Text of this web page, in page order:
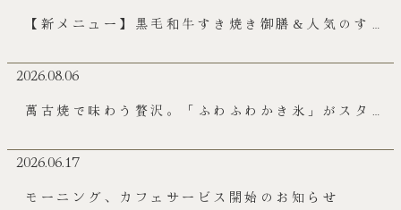
【新メニュー】黒毛和牛すき焼き御膳＆人気のすき
2026.08.06
萬古焼で味わう贅沢。「ふわふわかき氷」がスター
2026.06.17
モーニング、カフェサービス開始のお知らせ